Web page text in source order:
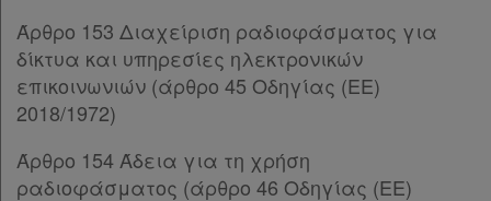
Παρ.4
Παρ.5
Παρ.6
Παρ.9
Άρθρο 153 Διαχείριση ραδιοφάσματος για
δίκτυα και υπηρεσίες ηλεκτρονικών
επικοινωνιών (άρθρο 45 Οδηγίας (ΕΕ)
2018/1972)
Άρθρο 154 Άδεια για τη χρήση
ραδιοφάσματος (άρθρο 46 Οδηγίας (ΕΕ)